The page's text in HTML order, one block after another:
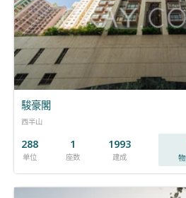
駿豪閣
西半山
288
单位
1
座数
1993
建成